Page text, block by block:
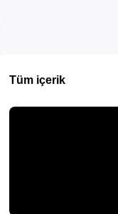
Tüm içerik